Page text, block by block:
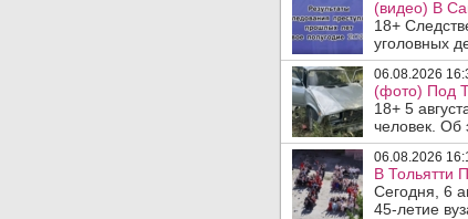
(видео) В
18+
уголовных
06.08.2026
(фото) Под
18+ 5
человек. Об
06.08.2026
В Тольятти
Сегодня, 6
45-летие